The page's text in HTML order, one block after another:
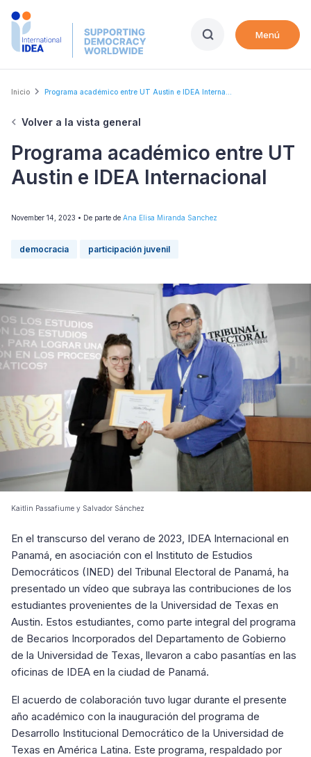
Skip
Menú
Breadcrumb
Inicio Programa académico entre UT Austin e IDEA Interna...
Volver a la vista general
Programa académico entre UT
Austin e IDEA Internacional
November 14, 2023 • De parte de Ana Elisa Miranda Sanchez
democracia participación juvenil
Kaitlin Passafiume y Salvador Sánchez
En el transcurso del verano de 2023, IDEA Internacional en
Panamá, en asociación con el Instituto de Estudios
Democráticos (INED) del Tribunal Electoral de Panamá, ha
presentado un vídeo que subraya las contribuciones de los
estudiantes provenientes de la Universidad de Texas en
Austin. Estos estudiantes, como parte integral del programa
de Becarios Incorporados del Departamento de Gobierno
de la Universidad de Texas, llevaron a cabo pasantías en las
oficinas de IDEA en la ciudad de Panamá.
El acuerdo de colaboración tuvo lugar durante el presente
año académico con la inauguración del programa de
Desarrollo Institucional Democrático de la Universidad de
Texas en América Latina. Este programa, respaldado por